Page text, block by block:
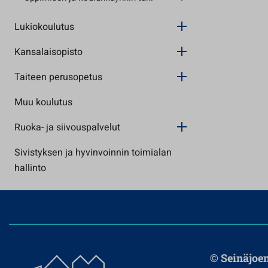
Lukiokoulutus
Kansalaisopisto
Taiteen perusopetus
Muu koulutus
Ruoka- ja siivouspalvelut
Sivistyksen ja hyvinvoinnin toimialan
hallinto
©